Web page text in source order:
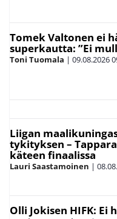
Tomek Valtonen ei
superkautta: ”Ei
Toni Tuomala | 09.08.2026
Liigan
tykityksen –
käteen finaalissa
Lauri Saastamoinen |
Olli Jokisen HIFK: Ei